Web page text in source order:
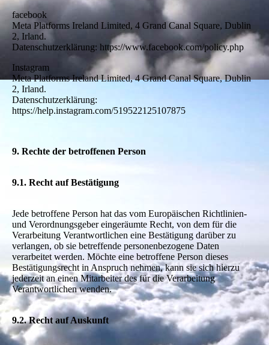
facebook
Meta Platforms Ireland Limited, 4 Grand Canal Square, Dublin
2, Irland.
Datenschutzerklärung: https://www.facebook.com/policy.php
Instagram
Meta Platforms Ireland Limited, 4 Grand Canal Square, Dublin
2, Irland.
Datenschutzerklärung:
https://help.instagram.com/519522125107875
9. Rechte der betroffenen Person
9.1. Recht auf Bestätigung
Jede betroffene Person hat das vom Europäischen Richtlinien-
und Verordnungsgeber eingeräumte Recht, von dem für die
Verarbeitung Verantwortlichen eine Bestätigung darüber zu
verlangen, ob sie betreffende personenbezogene Daten
verarbeitet werden. Möchte eine betroffene Person dieses
Bestätigungsrecht in Anspruch nehmen, kann sie sich hierzu
jederzeit an einen Mitarbeiter des für die Verarbeitung
Verantwortlichen wenden.
9.2. Recht auf Auskunft